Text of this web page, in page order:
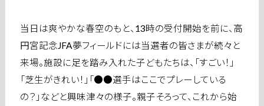
当日は爽やかな春空のもと、13時の受付開始を前に、高
円宮記念JFA夢フィールドには当選者の皆さまが続々と
来場。施設に足を踏み入れた子どもたちは、「すごい！」
「芝生がきれい！」「●●選手はここでプレーしている
の？」などと興味津々の様子。親子そろって、これから始